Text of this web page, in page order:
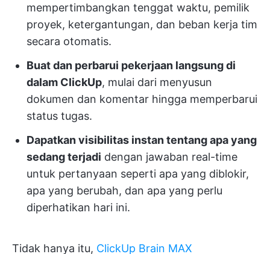
mempertimbangkan tenggat waktu, pemilik
proyek, ketergantungan, dan beban kerja tim
secara otomatis.
Buat dan perbarui pekerjaan langsung di
dalam ClickUp, mulai dari menyusun
dokumen dan komentar hingga memperbarui
status tugas.
Dapatkan visibilitas instan tentang apa yang
sedang terjadi dengan jawaban real-time
untuk pertanyaan seperti apa yang diblokir,
apa yang berubah, dan apa yang perlu
diperhatikan hari ini.
Tidak hanya itu, ClickUp Brain MAX